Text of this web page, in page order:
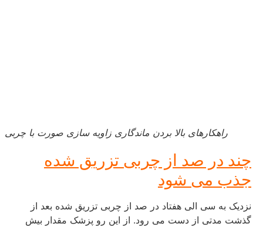
راهکارهای بالا بردن ماندگاری زاویه سازی صورت با چربی
چند در صد از چربی تزریق شده
جذب می شود
نزدیک به سی الی هفتاد در صد از چربی تزریق شده بعد از
گذشت مدتی از دست می رود. از این رو پزشک مقدار بیش